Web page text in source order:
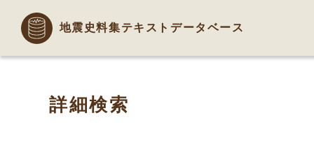
地震史料集テキストデータベース
詳細検索